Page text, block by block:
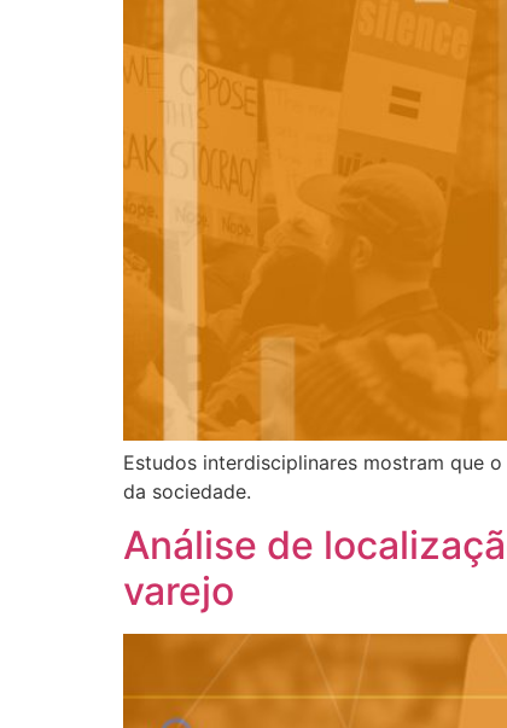
Estudos interdisciplinares mostram que
da sociedade.
Análise de
varejo